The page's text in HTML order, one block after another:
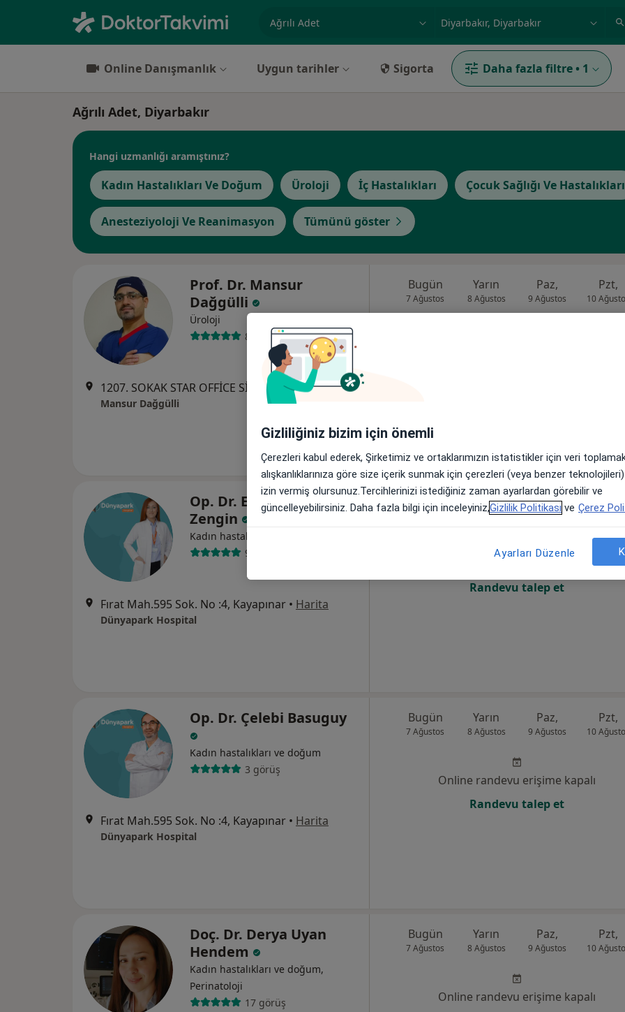
Online Danışmanlık Uygun tarihler Sigorta Daha fazla filtre • 1
Ağrılı Adet, Diyarbakır
Hangi uzmanlığı aramıştınız?
Kadın Hastalıkları Ve Doğum Üroloji İç Hastalıkları Çocuk Sağlığı Ve Hastalıkları
Anesteziyoloji Ve Reanimasyon Tümünü göster
Prof. Dr. Mansur
Dağgülli
Üroloji
81 görüş
1207. SOKAK STAR OFFİCE SİTESİ A / BLOK 6.KAT NO.16 ( URFA YOLU METRO MARKET YANI), Diyarbakır •Harita
Mansur Dağgülli
Bugün
7 Ağustos
Yarın
8 Ağustos
Paz,
9 Ağustos
Pzt,
10
Op. Dr. Ebru Yücel
Zengin
Kadın hastalıkları ve doğum
9 görüş
Fırat Mah.595 Sok. No :4, Kayapınar • Harita
Dünyapark Hospital
Bugün
7 Ağustos
Yarın
8 Ağustos
Paz,
9 Ağustos
Pzt,
10
Online randevu erişime kapalı
Randevu talep et
Op. Dr. Çelebi Basuguy
Kadın hastalıkları ve doğum
3 görüş
Fırat Mah.595 Sok. No :4, Kayapınar • Harita
Dünyapark Hospital
Bugün
7 Ağustos
Yarın
8 Ağustos
Paz,
9 Ağustos
Pzt,
10
Online randevu erişime kapalı
Randevu talep et
Doç. Dr. Derya Uyan
Hendem
Kadın hastalıkları ve doğum,
Perinatoloji
17 görüş
Bugün
7 Ağustos
Yarın
8 Ağustos
Paz,
9 Ağustos
Pzt,
10
Online randevu erişime kapalı
Gizliliğiniz bizim için önemli
Çerezleri kabul ederek, Şirketimiz ve ortaklarımızın istatistikler için veri
alışkanlıklarınıza göre size içerik sunmak için çerezleri (veya benzer
izin vermiş olursunuz.Tercihlerinizi istediğiniz zaman ayarlardan görebilir ve
güncelleyebilirsiniz. Daha fazla bilgi için inceleyiniz,Gizlilik Politikası ve Çerez
Ayarları Düzenle